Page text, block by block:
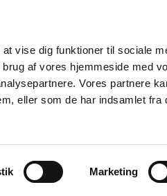
vise dig funktioner til sociale
af vores hjemmeside med
Vores partnere
eller som de har indsamlet fra
Marketing